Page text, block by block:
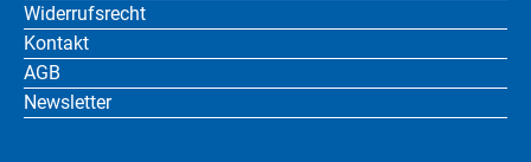
Widerrufsrecht
Kontakt
AGB
Newsletter